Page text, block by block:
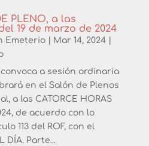
PLENO, a las
19 de marzo de 2024
Emeterio| Mar 14, 2024|
a sesión ordinaria
en el Salón de Plenos
a las CATORCE HORAS
de acuerdo con lo
113 del ROF, con el
DÍA. Parte...